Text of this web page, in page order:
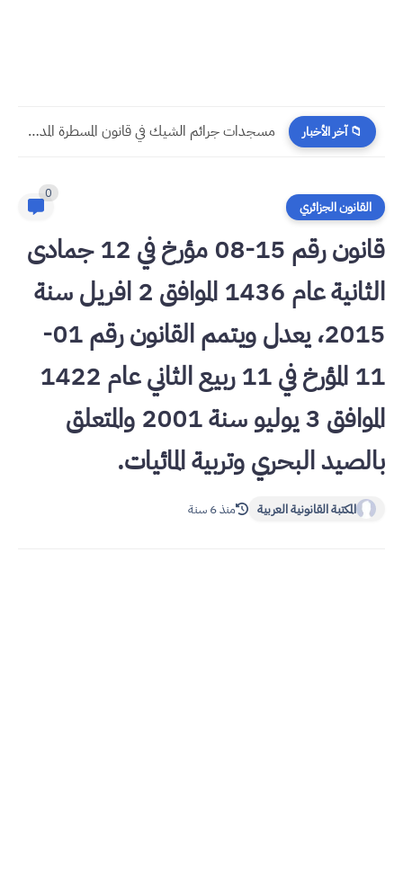
📁 آخر الأخبار مسجدات جرائم الشيك في قانون المسطرة المدنية الجديد
القانون الجزائري
0
قانون رقم 15-08 مؤرخ في 12 جمادى
الثانية عام 1436 الموافق 2 افريل سنة
2015، يعدل ويتمم القانون رقم 01-
11 المؤرخ في 11 ربيع الثاني عام 1422
الموافق 3 يوليو سنة 2001 والمتعلق
بالصيد البحري وتربية المائيات.
المكتبة القانونية العربية منذ 6 سنة